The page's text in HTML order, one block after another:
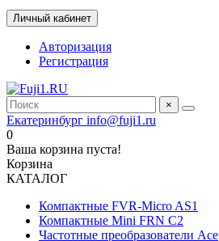
Личный кабинет
Авторизация
Регистрация
×
Екатеринбург info@fuji1.ru
0
Ваша корзина пуста!
Корзина
КАТАЛОГ
Компактные FVR-Micro AS1
Компактные Mini FRN C2
Частотные преобразователи Ace